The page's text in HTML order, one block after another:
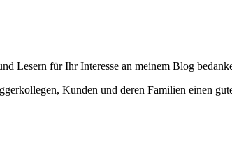
Lesern für Ihr Interesse an meinem Blog
Kunden und deren Familien einen